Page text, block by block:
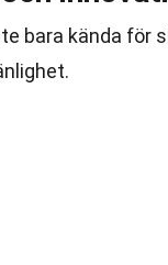
bara kända för